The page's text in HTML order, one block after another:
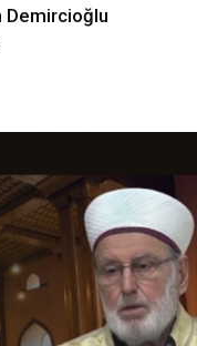
Demircioğlu